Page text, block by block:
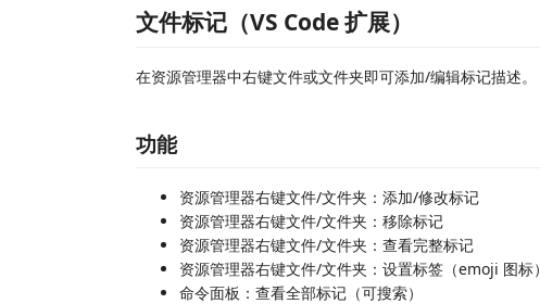
文件标记（VS Code 扩展）
在资源管理器中右键文件或文件夹即可添加/编辑标记描述。
功能
资源管理器右键文件/文件夹：添加/修改标记
资源管理器右键文件/文件夹：移除标记
资源管理器右键文件/文件夹：查看完整标记
资源管理器右键文件/文件夹：设置标签（emoji 图标）
命令面板：查看全部标记（可搜索）